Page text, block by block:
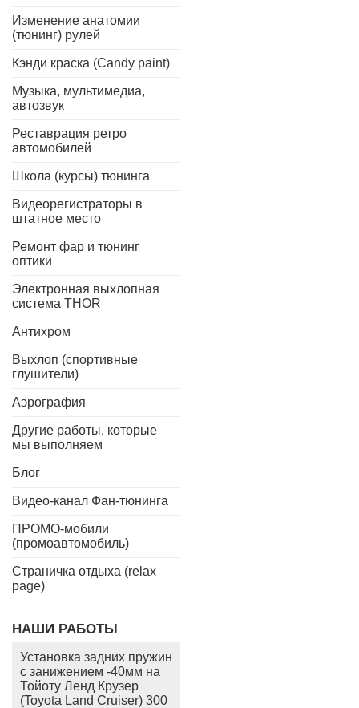
Изменение анатомии
(тюнинг) рулей
Кэнди краска (Candy paint)
Музыка, мультимедиа,
автозвук
Реставрация ретро
автомобилей
Школа (курсы) тюнинга
Видеорегистраторы в
штатное место
Ремонт фар и тюнинг
оптики
Электронная выхлопная
система THOR
Антихром
Выхлоп (спортивные
глушители)
Аэрография
Другие работы, которые
мы выполняем
Блог
Видео-канал Фан-тюнинга
ПРОМО-мобили
(промоавтомобиль)
Страничка отдыха (relax
page)
НАШИ РАБОТЫ
Установка задних пружин
с занижением -40мм на
Тойоту Ленд Крузер
(Toyota Land Cruiser) 300